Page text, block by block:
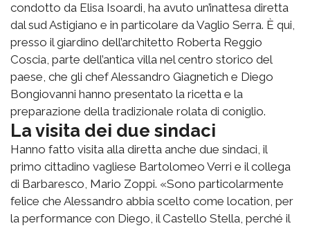
condotto da Elisa Isoardi, ha avuto un’inattesa diretta
dal sud Astigiano e in particolare da Vaglio Serra. È qui,
presso il giardino dell’architetto Roberta Reggio
Coscia, parte dell’antica villa nel centro storico del
paese, che gli chef Alessandro Giagnetich e Diego
Bongiovanni hanno presentato la ricetta e la
preparazione della tradizionale rolata di coniglio.
La visita dei due sindaci
Hanno fatto visita alla diretta anche due sindaci, il
primo cittadino vagliese Bartolomeo Verri e il collega
di Barbaresco, Mario Zoppi. «Sono particolarmente
felice che Alessandro abbia scelto come location, per
la performance con Diego, il Castello Stella, perché il